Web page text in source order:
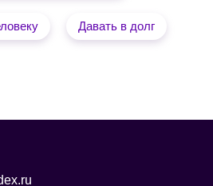
Давать в долг